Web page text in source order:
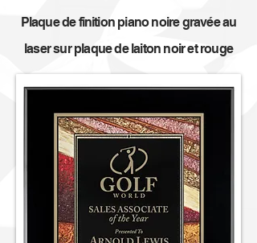
Plaque de finition piano noire gravée au
laser sur plaque de laiton noir et rouge